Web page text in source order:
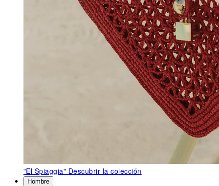
"El Spiaggia" Descubrir la colección
Hombre